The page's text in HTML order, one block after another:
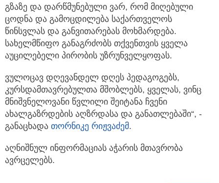
გზაზე და დარწმუნებული ვარ, რომ მიღებული
ცოდნა და გამოცდილება საქართველოს
წინსვლას და განვითარებას მოხმარდება.
სახელმწიფო განაგრძობს თქვენთვის ყველა
აუცილებელი პირობის უზრუნველყოფას.
ვულოცავ დღევანდელ დღეს პედაგოგებს,
კურსდამთავრებულთა მშობლებს, ყველას, ვინც
მნიშვნელოვანი წვლილი შეიტანა ჩვენი
ახალგაზრდების აღზრდასა და განათლებაში“, -
განაცხადა თორნიკე რიჟვაძემ.
აღნიშნულ ინფორმაციას აჭარის მთავრობა
ავრცელებს.